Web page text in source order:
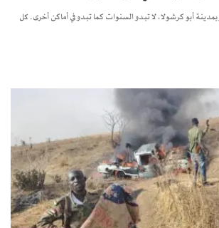
أبو كرشولا، لا تبدو السنوات كما تبدو في أماكن أخرى. كل